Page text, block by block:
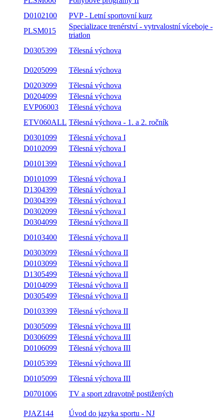
D0102100
PVP - Letní sportovní kurz
PLSM015
Specializace trenérství - vytrvalostní víceboje -
triatlon
D0305399
Tělesná výchova
D0205099
Tělesná výchova
D0203099
Tělesná výchova
D0204099
Tělesná výchova
EVP06003
Tělesná výchova
ETV060ALL Tělesná výchova - 1. a 2. ročník
D0301099
Tělesná výchova I
D0102099
Tělesná výchova I
D0101399
Tělesná výchova I
D0101099
Tělesná výchova I
D1304399
Tělesná výchova I
D0304399
Tělesná výchova I
D0302099
Tělesná výchova I
D0304099
Tělesná výchova II
D0103400
Tělesná výchova II
D0303099
Tělesná výchova II
D0103099
Tělesná výchova II
D1305499
Tělesná výchova II
D0104099
Tělesná výchova II
D0305499
Tělesná výchova II
D0103399
Tělesná výchova II
D0305099
Tělesná výchova III
D0306099
Tělesná výchova III
D0106099
Tělesná výchova III
D0105399
Tělesná výchova III
D0105099
Tělesná výchova III
D0701006
TV a sport zdravotně postižených
PJAZ144
Úvod do jazyka sportu - NJ